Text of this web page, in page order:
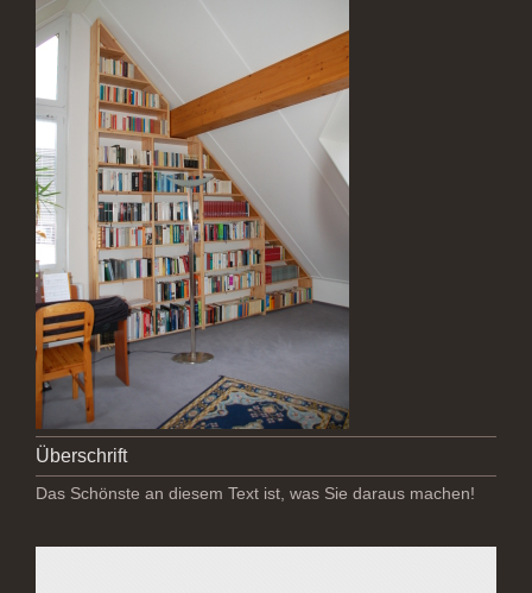
Überschrift
Das Schönste an diesem Text ist, was Sie daraus machen!